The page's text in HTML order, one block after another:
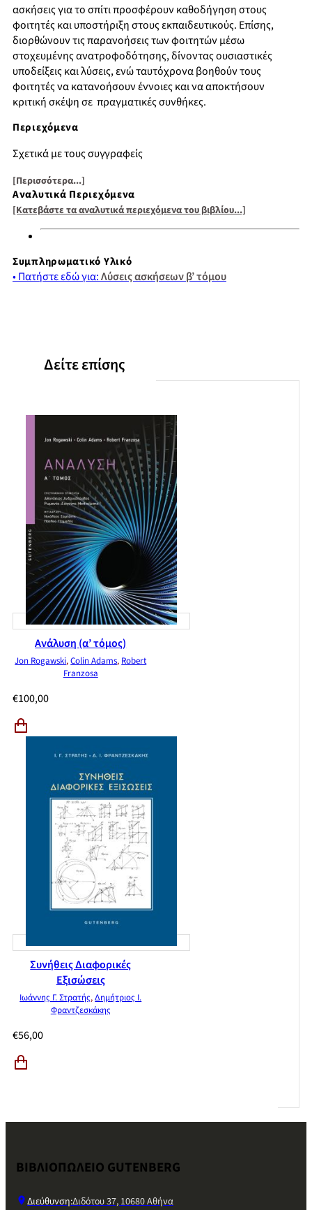
ασκήσεις για το σπίτι προσφέρουν καθοδήγηση στους
φοιτητές και υποστήριξη στους εκπαιδευτικούς. Επίσης,
διορθώνουν τις παρανοήσεις των φοιτητών μέσω
στοχευμένης ανατροφοδότησης, δίνοντας ουσιαστικές
υποδείξεις και λύσεις, ενώ ταυτόχρονα βοηθούν τους
φοιτητές να κατανοήσουν έννοιες και να αποκτήσουν
κριτική σκέψη σε πραγματικές συνθήκες.
Περιεχόμενα
Σχετικά με τους συγγραφείς
Ανάλυση
Εστίαση στις έννοιες
Εστίαση σε σαφή, προσβάσιμη παράθεση πληροφοριών που
Εστίαση σε ασκήσεις και παραδείγματα
ΚΕΦΑΛΑΙΟ 12: Διανυσματική γεωμετρία
ΚΕΦΑΛΑΙΟ 14: Παραγώγιση συναρτήσεων πολλών
μεταβλητών
ΚΕΦΑΛΑΙΟ 15: Πολλαπλή ολοκλήρωση
ΚΕΦΑΛΑΙΟ 16: Εφαρμογές ολοκληρώματος
ΚΕΦΑΛΑΙΟ 17: Τα θεμελιώδη θεωρήματα της διανυσματικής
ανάλυσης
Παράρτημα
Βιβλιογραφικές αναφορές
Ευρετήριο
Τυπολόγιο
[Περισσότερα...]
Αναλυτικά Περιεχόμενα
[Κατεβάστε τα αναλυτικά περιεχόμενα του βιβλίου...]
Συμπληρωματικό Υλικό
• Πατήστε εδώ για:Λύσεις ασκήσεων β’ τόμου
Δείτε επίσης
Ανάλυση (α’ τόμος)
Jon Rogawski,Colin Adams, Robert
Franzosa
€100,00
Συνήθεις Διαφορικές
Εξισώσεις
Ιωάννης Γ. Στρατής,Δημήτριος Ι.
Φραντζεσκάκης
€56,00
ΒΙΒΛΙΟΠΩΛΕΙΟ GUTENBERG
Διεύθυνση:Διδότου 37, 10680 Αθήνα